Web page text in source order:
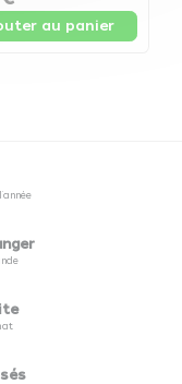
au panier